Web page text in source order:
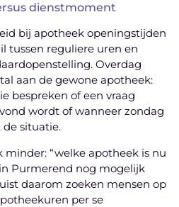
dienstmoment
bij apotheek openingstijden
tussen reguliere uren en
Overdag
aan de gewone apotheek:
bespreken of een vraag
wordt of wanneer zondag
situatie.
minder: “welke apotheek is nu
Purmerend nog mogelijk
daarom zoeken mensen op
per se